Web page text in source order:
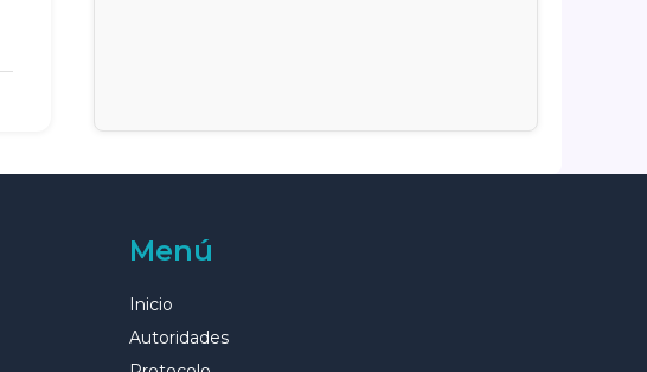
Menú
Inicio
Autoridades